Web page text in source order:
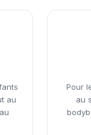
au
Pour
au